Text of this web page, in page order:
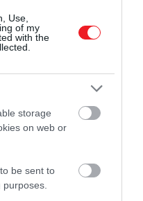
Use,
of my
with the
storage
on web or
be sent to
ideje alatt a svájci
minden év
szabadtéri
8000 vendég
és a
Persze néha